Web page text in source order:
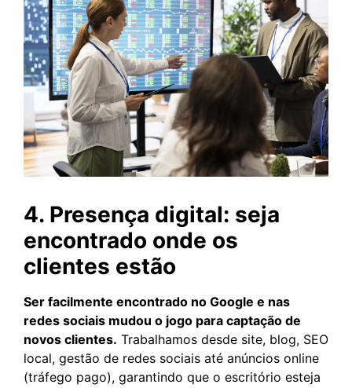
4. Presença digital: seja
encontrado onde os
clientes estão
Ser facilmente encontrado no Google e nas
redes sociais mudou o jogo para captação de
novos clientes. Trabalhamos desde site, blog, SEO
local, gestão de redes sociais até anúncios online
(tráfego pago), garantindo que o escritório esteja